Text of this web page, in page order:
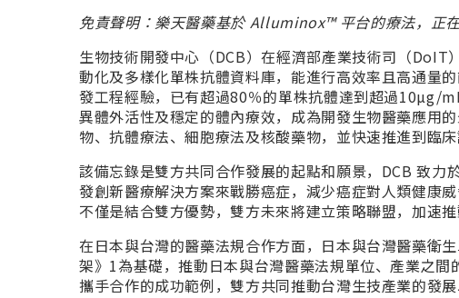
免責聲明：樂天醫藥基於 Alluminox™ 平台的療法，正在
生物技術開發中心（DCB）在經濟部產業技術司（
動化及多樣化單株抗體資料庫，能進行高效率且高通量
發工程經驗，已有超過80％的單株抗體達到超過10µg/
異體外活性及穩定的體內療效，成為開發生物醫藥應用
物、抗體療法、細胞療法及核酸藥物，並快速推進到臨床
該備忘錄是雙方共同合作發展的起點和願景，DCB 致
發創新醫療解決方案來戰勝癌症，減少癌症對人類健康
不僅是結合雙方優勢，雙方未來將建立策略聯盟，加速
在日本與台灣的醫藥法規合作方面，日本與台灣醫藥衛
架》 1為基礎，推動日本與台灣醫藥法規單位、產業之
攜手合作的成功範例，雙方共同推動台灣生技產業的發展